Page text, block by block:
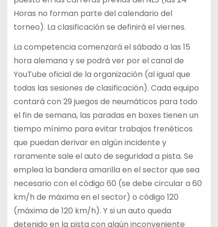
Horas no forman parte del calendario del
torneo). La clasificación se definirá el viernes.
La competencia comenzará el sábado a las 15
hora alemana y se podrá ver por el canal de
YouTube oficial de la organización (al igual que
todas las sesiones de clasificación). Cada equipo
contará con 29 juegos de neumáticos para todo
el fin de semana, las paradas en boxes tienen un
tiempo mínimo para evitar trabajos frenéticos
que puedan derivar en algún incidente y
raramente sale el auto de seguridad a pista. Se
emplea la bandera amarilla en el sector que sea
necesario con el código 60 (se debe circular a 60
km/h de máxima en el sector) o código 120
(máxima de 120 km/h). Y si un auto queda
detenido en la pista con algún inconveniente